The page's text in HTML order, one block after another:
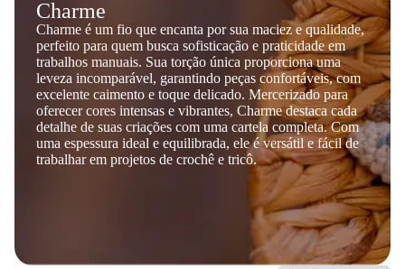
Charme
Charme é um fio que encanta por sua maciez e qualidade,
perfeito para quem busca sofisticação e praticidade em
trabalhos manuais. Sua torção única proporciona uma
leveza incomparável, garantindo peças confortáveis, com
excelente caimento e toque delicado. Mercerizado para
oferecer cores intensas e vibrantes, Charme destaca cada
detalhe de suas criações com uma cartela completa. Com
uma espessura ideal e equilibrada, ele é versátil e fácil de
trabalhar em projetos de crochê e tricô.